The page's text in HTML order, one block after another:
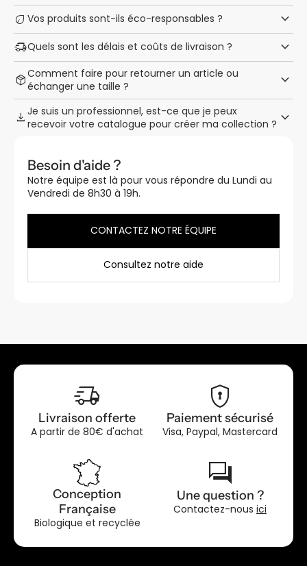
Besoin d'aide ?
Notre équipe est là pour vous répondre du Lundi au
Vendredi de 8h30 à 19h.
CONTACTEZ NOTRE ÉQUIPE
Consultez notre aide
eco Vos produits sont-ils éco-responsables ? keyboard_arrow_down
delivery_truck_speedQuels sont les délais et coûts de livraison ? keyboard_arrow_down
package_2Comment faire pour retourner un article ou
échanger une taille ?
keyboard_arrow_down
download Je suis un professionnel, est-ce que je peux
recevoir votre catalogue pour créer ma collection ? keyboard_arrow_down
delivery_truck_speed
Livraison offerte
A partir de 80€ d'achat
encrypted
Paiement sécurisé
Visa, Paypal, Mastercard
Conception
Française
Biologique et recyclée
forum
Une question ?
Contactez-nous ici